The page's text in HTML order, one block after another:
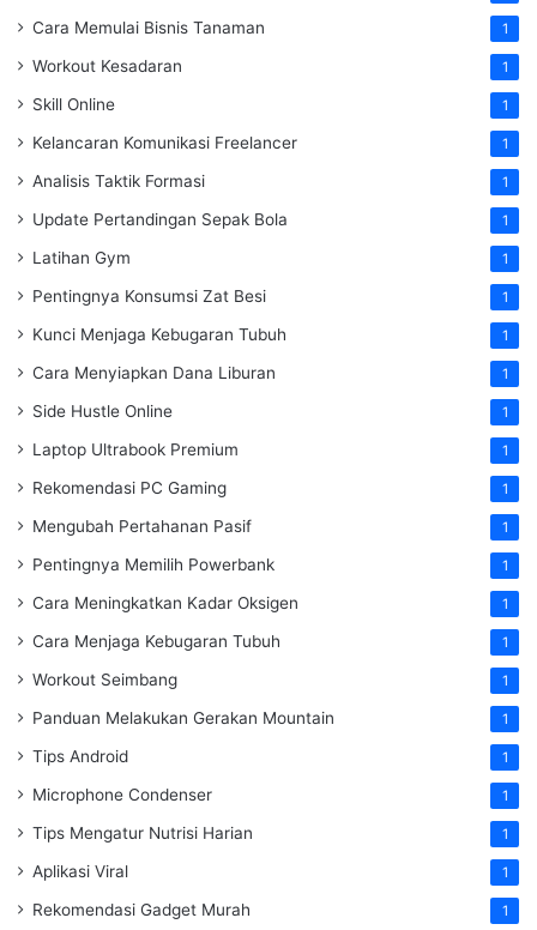
Cara Memulai Bisnis Tanaman 1
Workout Kesadaran 1
Skill Online 1
Kelancaran Komunikasi Freelancer 1
Analisis Taktik Formasi 1
Update Pertandingan Sepak Bola 1
Latihan Gym 1
Pentingnya Konsumsi Zat Besi 1
Kunci Menjaga Kebugaran Tubuh 1
Cara Menyiapkan Dana Liburan 1
Side Hustle Online 1
Laptop Ultrabook Premium 1
Rekomendasi PC Gaming 1
Mengubah Pertahanan Pasif 1
Pentingnya Memilih Powerbank 1
Cara Meningkatkan Kadar Oksigen 1
Cara Menjaga Kebugaran Tubuh 1
Workout Seimbang 1
Panduan Melakukan Gerakan Mountain 1
Tips Android 1
Microphone Condenser 1
Tips Mengatur Nutrisi Harian 1
Aplikasi Viral 1
Rekomendasi Gadget Murah 1